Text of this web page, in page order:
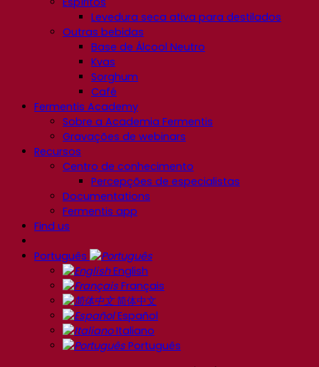
Levedura seca ativa para destilados
Outras bebidas
Base de Álcool Neutro
Kvas
Sorghum
Café
Fermentis Academy
Sobre a Academia Fermentis
Gravações de webinars
Recursos
Centro de conhecimento
Percepções de especialistas
Documentations
Fermentis app
Find us
Português
English
Français
简体中文
Español
Italiano
Português